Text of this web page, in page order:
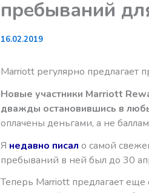
пребываний
16.02.2019
Marriott регулярно предлагает
Новые участники Marriott
дважды остановившись в
оплачены деньгами, а не
Я недавно писал о самой
пребываний в ней был до 30
Теперь Marriott предлагает еще